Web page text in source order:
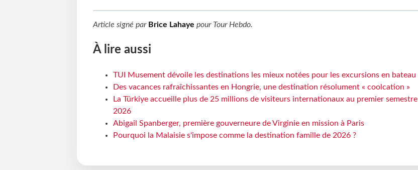
Article signé par Brice Lahaye pour Tour Hebdo.
À lire aussi
TUI Musement dévoile les destinations les mieux notées pour les excursions en bateau
Des vacances rafraîchissantes en Hongrie, une destination résolument « coolcation »
La Türkiye accueille plus de 25 millions de visiteurs internationaux au premier semestre
2026
Abigail Spanberger, première gouverneure de Virginie en mission à Paris
Pourquoi la Malaisie s'impose comme la destination famille de 2026 ?